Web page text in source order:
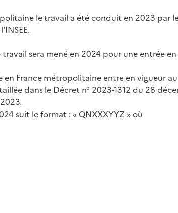
le travail a été conduit en 2023
sera mené en 2024 pour une entrée
France métropolitaine entre en vigueur
dans le Décret n° 2023-1312 du 28
suit le format : « QNXXXYYZ » où